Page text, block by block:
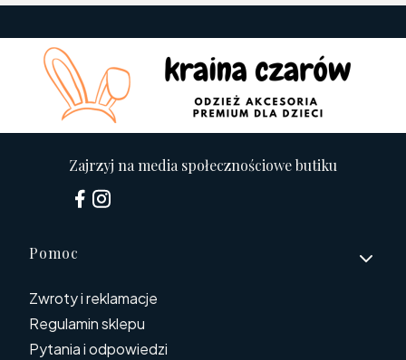
Zajrzyj na media społecznościowe butiku
Linki w stopce
Pomoc
Zwroty i reklamacje
Regulamin sklepu
Pytania i odpowiedzi